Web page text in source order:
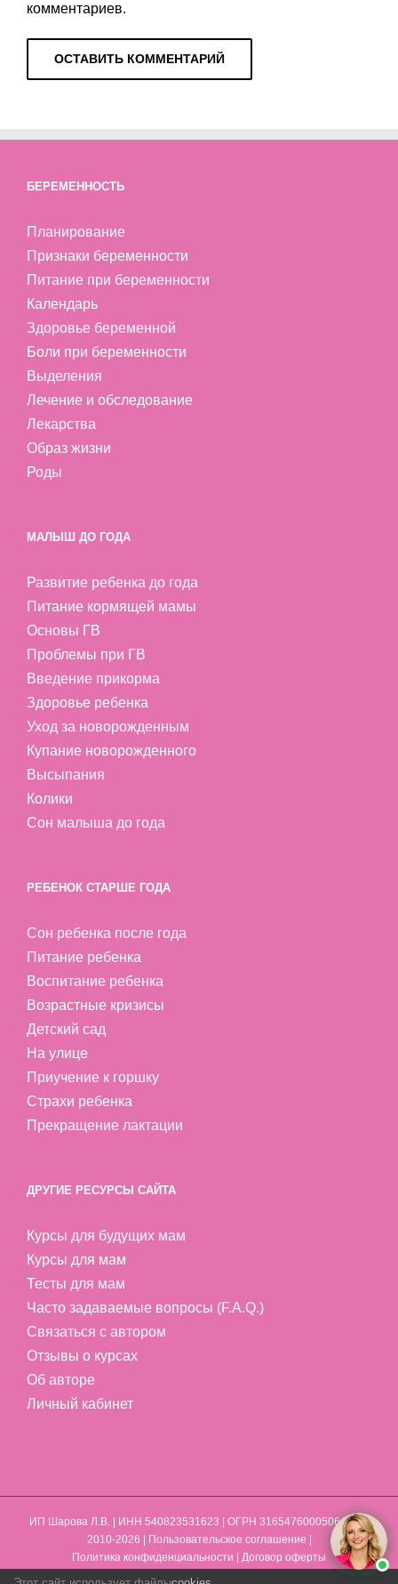
комментариев.
БЕРЕМЕННОСТЬ
Планирование
Признаки беременности
Питание при беременности
Календарь
Здоровье беременной
Боли при беременности
Выделения
Лечение и обследование
Лекарства
Образ жизни
Роды
МАЛЫШ ДО ГОДА
Развитие ребенка до года
Питание кормящей мамы
Основы ГВ
Проблемы при ГВ
Введение прикорма
Здоровье ребенка
Уход за новорожденным
Купание новорожденного
Высыпания
Колики
Сон малыша до года
РЕБЕНОК СТАРШЕ ГОДА
Сон ребенка после года
Питание ребенка
Воспитание ребенка
Возрастные кризисы
Детский сад
На улице
Приучение к горшку
Страхи ребенка
Прекращение лактации
ДРУГИЕ РЕСУРСЫ САЙТА
Курсы для будущих мам
Курсы для мам
Тесты для мам
Часто задаваемые вопросы (F.A.Q.)
Связаться с автором
Отзывы о курсах
Об авторе
Личный кабинет
ИП Шарова Л.В. | ИНН 540823531623 | ОГРН 316547600050641 | ©
2010-2026 |
Пользовательское соглашение
Политика конфиденциальности
Договор оферты